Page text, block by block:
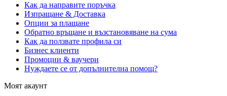
Как да направите поръчка
Изпращане & Доставка
Опции за плащане
Обратно връщане и възстановяване на сума
Как да ползвате профила си
Бизнес клиенти
Промоции & ваучери
Нуждаете се от допълнителна помощ?
Моят акаунт